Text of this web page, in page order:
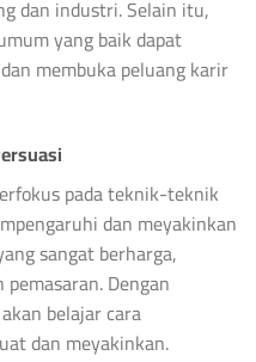
dan industri. Selain itu,
yang baik dapat
membuka peluang karir
pada teknik-teknik
dan meyakinkan
sangat berharga,
Dengan
belajar cara
dan meyakinkan.